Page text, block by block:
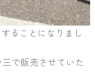
ることになりまし
で販売させていた